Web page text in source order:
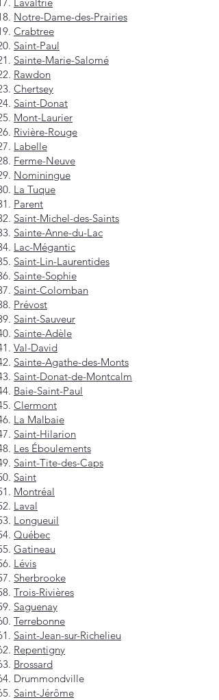
Notre-Dame-des-Prairies
Crabtree
Saint-Paul
Sainte-Marie-Salomé
Rawdon
Chertsey
Saint-Donat
Mont-Laurier
Rivière-Rouge
Labelle
Ferme-Neuve
Nominingue
La Tuque
Parent
Saint-Michel-des-Saints
Sainte-Anne-du-Lac
Lac-Mégantic
Saint-Lin-Laurentides
Sainte-Sophie
Saint-Colomban
Prévost
Saint-Sauveur
Sainte-Adèle
Val-David
Sainte-Agathe-des-Monts
Saint-Donat-de-Montcalm
Baie-Saint-Paul
Clermont
La Malbaie
Saint-Hilarion
Les Éboulements
Saint-Tite-des-Caps
Saint
Montréal
Laval
Longueuil
Québec
Gatineau
Lévis
Sherbrooke
Trois-Rivières
Saguenay
Terrebonne
Saint-Jean-sur-Richelieu
Repentigny
Brossard
Drummondville
Saint-Jérôme